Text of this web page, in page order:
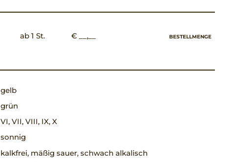
ab 1 St. € __,__ BESTELLMENGE
gelb
grün
VI, VII, VIII, IX, X
sonnig
kalkfrei, mäßig sauer, schwach alkalisch